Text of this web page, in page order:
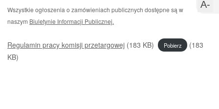
A-
Wszystkie ogłoszenia o zamówieniach publicznych dostępne są w
naszym Biuletynie Informacji Publicznej.
Regulamin pracy komisji przetargowej (183 KB) Pobierz
(183
KB)